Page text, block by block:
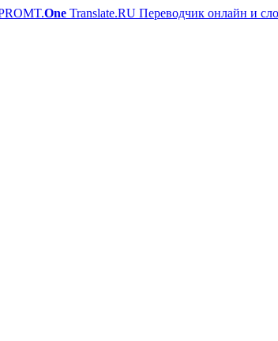
One Translate.RU Переводчик онлайн и